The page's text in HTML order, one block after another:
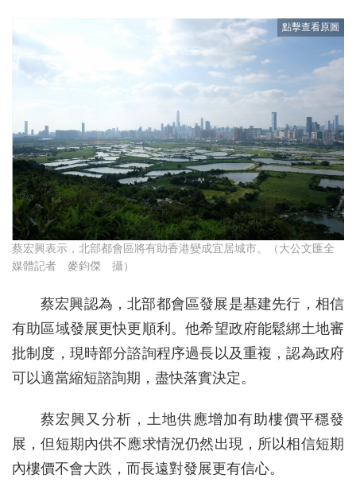
蔡宏興表示，北部都會區將有助香港變成宜居城市。（大公文匯全
媒體記者 麥鈞傑 攝）
蔡宏興認為，北部都會區發展是基建先行，相信
有助區域發展更快更順利。他希望政府能鬆綁土地審
批制度，現時部分諮詢程序過長以及重複，認為政府
可以適當縮短諮詢期，盡快落實決定。
蔡宏興又分析，土地供應增加有助樓價平穩發
展，但短期內供不應求情況仍然出現，所以相信短期
內樓價不會大跌，而長遠對發展更有信心。